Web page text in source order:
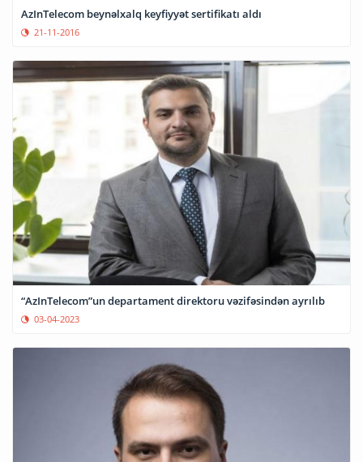
AzInTelecom beynəlxalq keyfiyyət sertifikatı aldı
21-11-2016
“AzInTelecom”un departament direktoru vəzifəsindən ayrılıb
03-04-2023